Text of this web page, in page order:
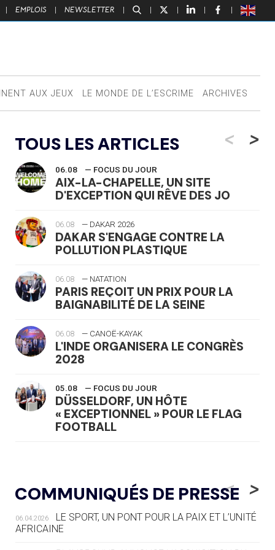
| EMPLOIS | NEWSLETTER | | | | |
AUX JEUX LE MONDE DE L’ESCRIME ARCHIVES
TOUS LES ARTICLES <
06.08 — FOCUS DU JOUR
AIX-LA-CHAPELLE, UN SITE
D'EXCEPTION QUI RÊVE DES JO
06.08 — DAKAR 2026
DAKAR S'ENGAGE CONTRE LA
POLLUTION PLASTIQUE
06.08 — NATATION
PARIS REÇOIT UN PRIX POUR LA
BAIGNABILITÉ DE LA SEINE
06.08 — CANOË-KAYAK
L'INDE ORGANISERA LE CONGRÈS
2028
05.08 — FOCUS DU JOUR
DÜSSELDORF, UN HÔTE
« EXCEPTIONNEL » POUR LE FLAG
FOOTBALL
LE RÊVE DE VOIR LA LUGE ALPINE
AUX JO « N'EST PAS FINI »
05.08 — TIR À L'ARC
DES MONDIAUX À BRISBANE SUR LA
>
COMMUNIQUÉS DE PRESSE
<
06.04.2026
LE SPORT, UN PONT POUR LA PAIX ET L’UNITÉ
AFRICAINE
>